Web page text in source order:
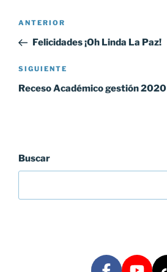
Navegación
entradas
Entrada
anterior:
ANTERIOR
Felicidades ¡Oh Linda La Paz!
Siguiente
entrada
SIGUIENTE
Receso Académico gestión 2020
Buscar